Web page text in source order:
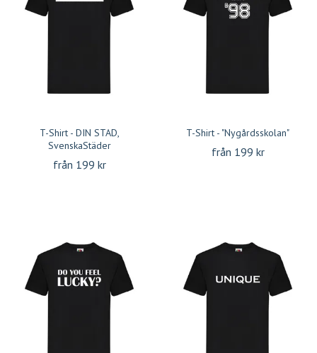
T-Shirt - DIN STAD,
SvenskaStäder
från 199 kr
T-Shirt - "Nygårdsskolan"
från 199 kr